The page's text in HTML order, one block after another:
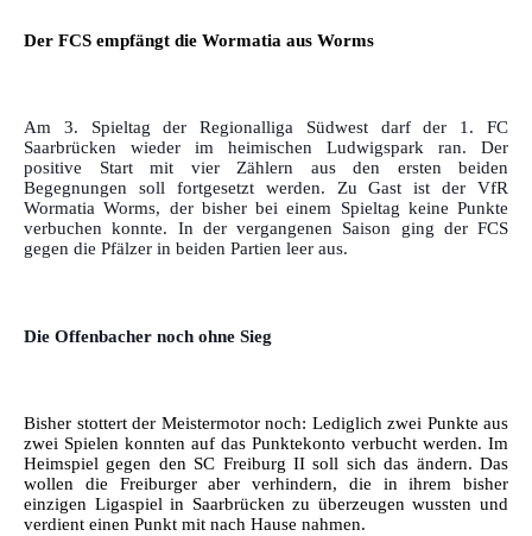
Der FCS empfängt die Wormatia aus Worms
Am 3. Spieltag der Regionalliga Südwest darf der 1. FC
Saarbrücken wieder im heimischen Ludwigspark ran. Der
positive Start mit vier Zählern aus den ersten beiden
Begegnungen soll fortgesetzt werden. Zu Gast ist der VfR
Wormatia Worms, der bisher bei einem Spieltag keine Punkte
verbuchen konnte. In der vergangenen Saison ging der FCS
gegen die Pfälzer in beiden Partien leer aus.
Die Offenbacher noch ohne Sieg
Bisher stottert der Meistermotor noch: Lediglich zwei Punkte aus
zwei Spielen konnten auf das Punktekonto verbucht werden. Im
Heimspiel gegen den SC Freiburg II soll sich das ändern. Das
wollen die Freiburger aber verhindern, die in ihrem bisher
einzigen Ligaspiel in Saarbrücken zu überzeugen wussten und
verdient einen Punkt mit nach Hause nahmen.